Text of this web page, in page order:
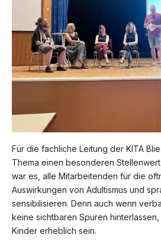
Für die fachliche Leitung der KITA
Thema einen besonderen
war es, alle Mitarbeitenden für die
Auswirkungen von Adultismus und
sensibilisieren. Denn auch wenn
keine sichtbaren Spuren
Kinder erheblich sein.